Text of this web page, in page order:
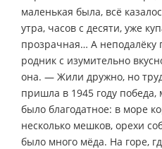
маленькая была, всё
утра, часов с десяти, уже
прозрачная… А неподалёку
родник с изумительно
она. — Жили дружно, но
пришла в 1945 году
было благодатное: в море
несколько мешков, орехи
было много мёда. На горе,